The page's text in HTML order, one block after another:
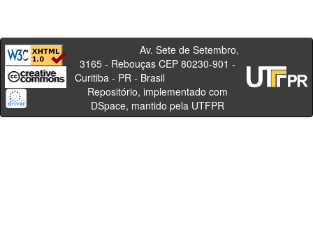
Av. Sete de Setembro,
3165 - Rebouças CEP 80230-901 -
Curitiba - PR - Brasil
Repositório, implementado com
DSpace, mantido pela UTFPR